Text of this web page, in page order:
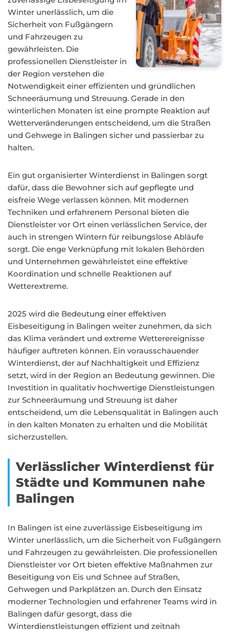
Winter unerlässlich, um die
Sicherheit von Fußgängern
und Fahrzeugen zu
gewährleisten. Die
professionellen Dienstleister in
der Region verstehen die
Notwendigkeit einer effizienten und gründlichen
Schneeräumung und Streuung. Gerade in den
winterlichen Monaten ist eine prompte Reaktion auf
Wetterveränderungen entscheidend, um die Straßen
und Gehwege in Balingen sicher und passierbar zu
halten.
Ein gut organisierter Winterdienst in Balingen sorgt
dafür, dass die Bewohner sich auf gepflegte und
eisfreie Wege verlassen können. Mit modernen
Techniken und erfahrenem Personal bieten die
Dienstleister vor Ort einen verlässlichen Service, der
auch in strengen Wintern für reibungslose Abläufe
sorgt. Die enge Verknüpfung mit lokalen Behörden
und Unternehmen gewährleistet eine effektive
Koordination und schnelle Reaktionen auf
Wetterextreme.
2025 wird die Bedeutung einer effektiven
Eisbeseitigung in Balingen weiter zunehmen, da sich
das Klima verändert und extreme Wetterereignisse
häufiger auftreten können. Ein vorausschauender
Winterdienst, der auf Nachhaltigkeit und Effizienz
setzt, wird in der Region an Bedeutung gewinnen. Die
Investition in qualitativ hochwertige Dienstleistungen
zur Schneeräumung und Streuung ist daher
entscheidend, um die Lebensqualität in Balingen auch
in den kalten Monaten zu erhalten und die Mobilität
sicherzustellen.
Verlässlicher Winterdienst für
Städte und Kommunen nahe
Balingen
In Balingen ist eine zuverlässige Eisbeseitigung im
Winter unerlässlich, um die Sicherheit von Fußgängern
und Fahrzeugen zu gewährleisten. Die professionellen
Dienstleister vor Ort bieten effektive Maßnahmen zur
Beseitigung von Eis und Schnee auf Straßen,
Gehwegen und Parkplätzen an. Durch den Einsatz
moderner Technologien und erfahrener Teams wird in
Balingen dafür gesorgt, dass die
Winterdienstleistungen effizient und zeitnah